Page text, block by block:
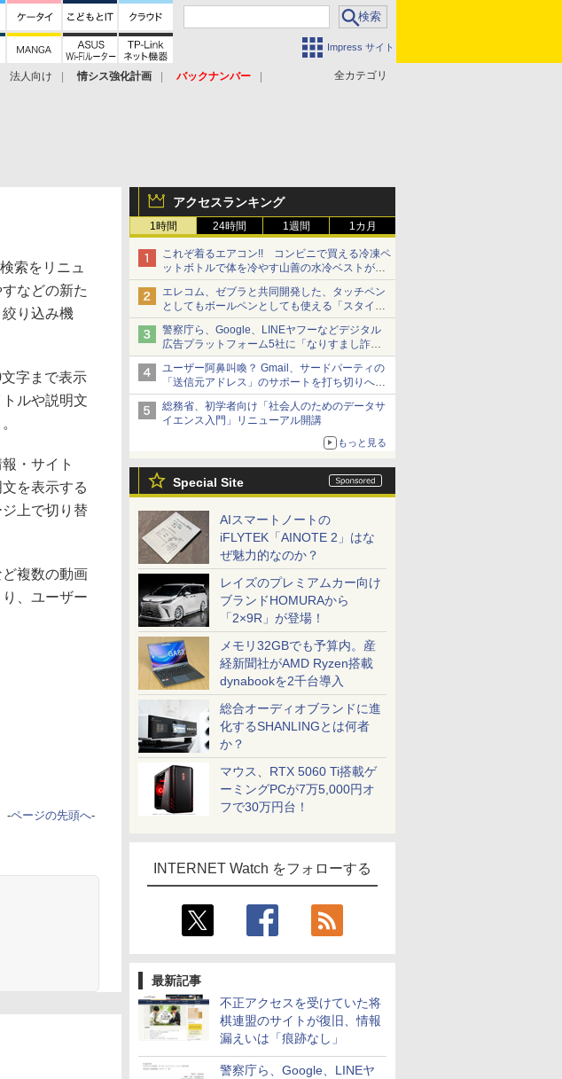
Impress サイト
全カテゴリ
法人向け 情シス強化計画
バックナンバー
アクセスランキング
1時間 24時間 1週間 1カ月
これぞ着るエアコン!! コンビニで買える冷凍ペ
ットボトルで体を冷やす山善の水冷ベストがロ
ードバイクにちょうどいい【ぼっち・ざ・ろー
ど！その14】【空いた時間でなにしてる？】
エレコム、ゼブラと共同開発した、タッチペン
としてもボールペンとしても使える「スタイラ
スツーウェイ」発売 iPadにも紙にも、持ち替
えずに書き込める
警察庁ら、Google、LINEヤフーなどデジタル
広告プラットフォーム5社に「なりすまし詐欺
広告」対策強化を要請 著名人の写真や映像を
使った投資詐欺などへの対策として
ユーザー阿鼻叫喚？ Gmail、サードパーティの
「送信元アドレス」のサポートを打ち切りへ
【やじうまWatch】
総務省、初学者向け「社会人のためのデータサ
イエンス入門」リニューアル開講
もっと見る
Special Site
AIスマートノートの
iFLYTEK「AINOTE 2」はな
ぜ魅力的なのか？
レイズのプレミアムカー向け
ブランドHOMURAから
「2×9R」が登場！
メモリ32GBでも予算内。産
経新聞社がAMD Ryzen搭載
dynabookを2千台導入
総合オーディオブランドに進
化するSHANLINGとは何者
か？
マウス、RTX 5060 Ti搭載ゲ
ーミングPCが7万5,000円オ
フで30万円台！
INTERNET Watch をフォローする
最新記事
不正アクセスを受けていた将
棋連盟のサイトが復旧、情報
漏えいは「痕跡なし」
警察庁ら、Google、LINEヤ
索をリニュ
などの新た
り込み機
字まで表示
ルや説明文
・サイト
を表示する
上で切り替
複数の動画
、ユーザー
-ページの先頭へ-